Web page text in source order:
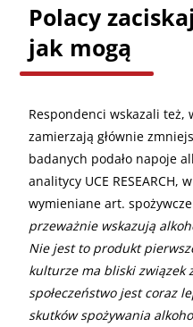
Polacy
jak mogą
Respondenci wskazali też,
zamierzają głównie
badanych podało napoje
analitycy UCE RESEARCH,
wymieniane art.
przeważnie wskazują
Nie jest to produkt
kulturze ma bliski związek
społeczeństwo jest coraz
skutków spożywania